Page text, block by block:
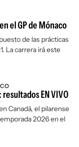
el GP de Mónaco
de las prácticas
La carrera irá este
EN VIVO
Canadá, el pilarense
2026 en el